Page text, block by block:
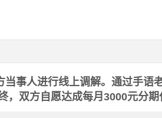
事人进行线上调解。通过手语
，双方自愿达成每月3000元分